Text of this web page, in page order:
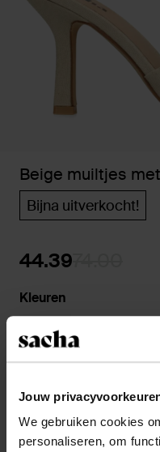
Jouw
We gebruiken cookies
personaliseren, om
Beige muiltjes
Bijna uitverkocht!
44.39
Kleuren
14 dagen